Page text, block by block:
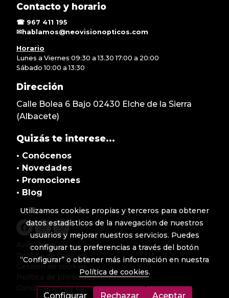
Contacto y horario
☎ 967 411 195
✉hablamos@neovisionopticos.com
Horario
Lunes a Viernes 09:30 a 13.30 17:00 a 20:00
Sábado 10:00 a 13:30
Dirección
Calle Bolea 6 Bajo 02430 Elche de la Sierra
(Albacete)
Quizás te interese...
• Conócenos
• Novedades
• Promociones
• Blog
Aviso legal
Política de cookies
Gestión de cookies
Política de privacidad
Condiciones de compra
Utilizamos cookies propias y terceros para obtener
datos estadísticos de la navegación de nuestros
usuarios y mejorar nuestros servicios. Puedes
configurar tus preferencias a través del botón
“Configurar” o obtener más información en nuestra
Política de cookies.
Configurar Rechazar Aceptar